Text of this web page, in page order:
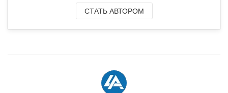
СТАТЬ АВТОРОМ